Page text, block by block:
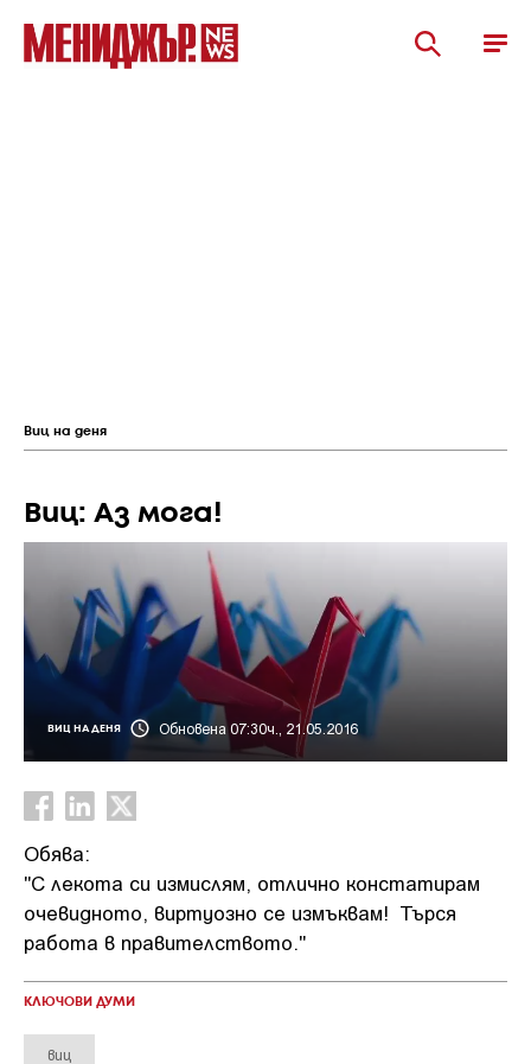
Виц на деня
Виц: Аз мога!
ВИЦ НА ДЕНЯ Обновена 07:30ч., 21.05.2016
Обява:
"С лекота си измислям, отлично констатирам
очевидното, виртуозно се измъквам! Търся
работа в правителството."
КЛЮЧОВИ ДУМИ
виц